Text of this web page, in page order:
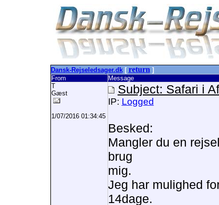
Dansk-Rejseledsager.dk[ return ]
From
Message
T
Gæst
1/07/2016 01:34:45
Subject: Safari i
IP: Logged
Besked:
Mangler du en
brug
mig.
Jeg har mulighed
14dage.